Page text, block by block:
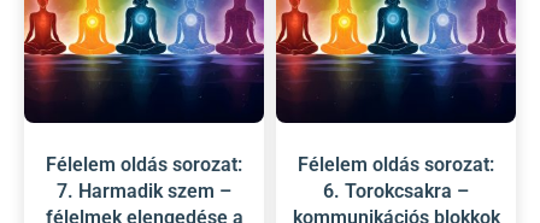
Félelem oldás sorozat:
7. Harmadik szem –
félelmek elengedése a
Félelem oldás sorozat:
6. Torokcsakra –
kommunikációs blokkok